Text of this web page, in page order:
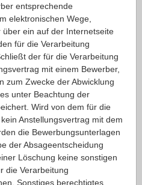
entsprechende
elektronischen Wege,
ein auf der Internetseite
für die Verarbeitung
der für die Verarbeitung
mit einem Bewerber,
zum Zwecke der Abwicklung
unter Beachtung der
Wird von dem für die
Anstellungsvertrag mit dem
die Bewerbungsunterlagen
der Absageentscheidung
Löschung keine sonstigen
die Verarbeitung
Sonstiges berechtigtes